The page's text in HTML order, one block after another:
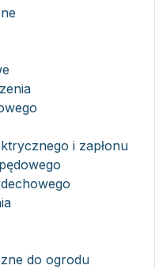
i zapłonu
do ogrodu